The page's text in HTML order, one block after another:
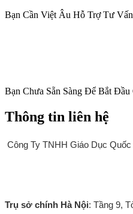
Bạn Cần Việt Âu Hỗ Trợ Tư
Bạn Chưa Sẵn Sàng Để Bắt
Thông tin liên hệ
Công Ty TNHH Giáo Dục
Trụ sở chính Hà Nội: Tầng 9,